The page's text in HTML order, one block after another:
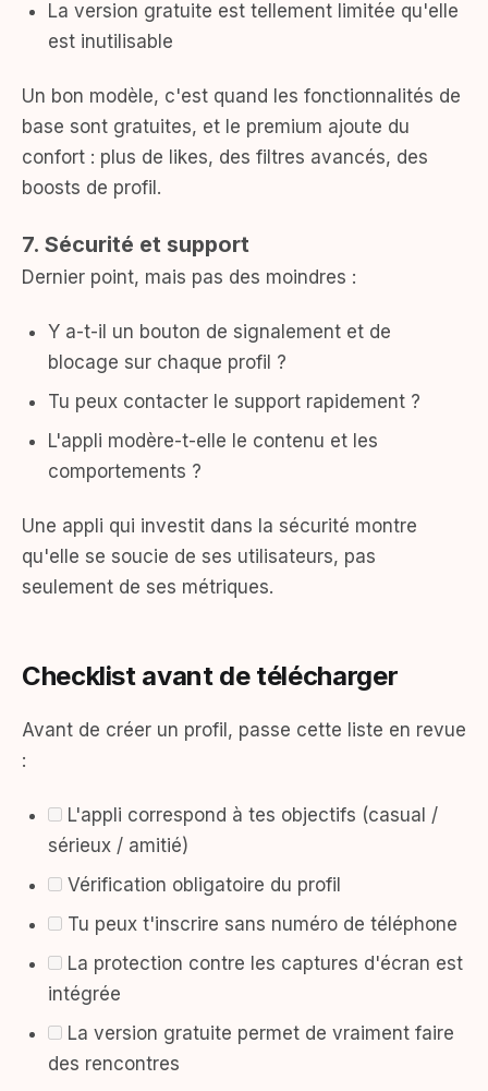
La version gratuite est tellement limitée qu'elle
est inutilisable
Un bon modèle, c'est quand les fonctionnalités de
base sont gratuites, et le premium ajoute du
confort : plus de likes, des filtres avancés, des
boosts de profil.
7. Sécurité et support
Dernier point, mais pas des moindres :
Y a-t-il un bouton de signalement et de
blocage sur chaque profil ?
Tu peux contacter le support rapidement ?
L'appli modère-t-elle le contenu et les
comportements ?
Une appli qui investit dans la sécurité montre
qu'elle se soucie de ses utilisateurs, pas
seulement de ses métriques.
Checklist avant de télécharger
Avant de créer un profil, passe cette liste en revue
:
L'appli correspond à tes objectifs (casual /
sérieux / amitié)
Vérification obligatoire du profil
Tu peux t'inscrire sans numéro de téléphone
La protection contre les captures d'écran est
intégrée
La version gratuite permet de vraiment faire
des rencontres